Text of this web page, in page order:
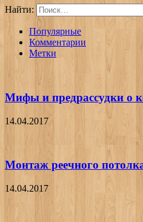
Найти:
Популярные
Комментарии
Метки
Мифы и предрассудки о
14.04.2017
Монтаж реечного
14.04.2017